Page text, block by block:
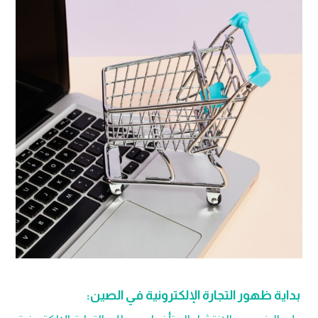
بداية ظهور التجارة الإلكترونية في الصين: